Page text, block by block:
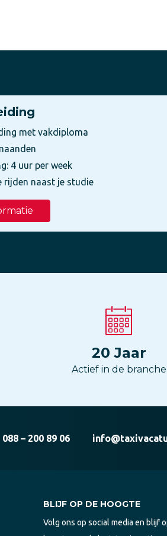
met vakdiploma
4 uur per week
rijden naast je studie
20 Jaar
Actief in de branche
088 – 200 89 06
BLIJF OP DE HOOGTE
Volg ons op social media en blijf